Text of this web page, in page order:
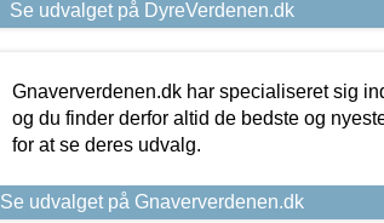
Se udvalget på DyreVerdenen.dk
Gnaververdenen.dk har specialiseret sig
og du finder derfor altid de bedste og
for at se deres udvalg.
Se udvalget på Gnaververdenen.dk